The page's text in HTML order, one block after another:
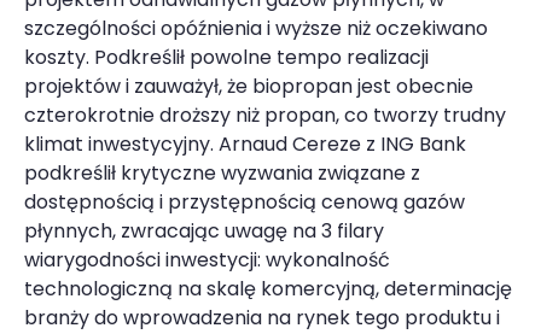
szczególności opóźnienia i wyższe niż oczekiwano
koszty. Podkreślił powolne tempo realizacji
projektów i zauważył, że biopropan jest obecnie
czterokrotnie droższy niż propan, co tworzy trudny
klimat inwestycyjny. Arnaud Cereze z ING Bank
podkreślił krytyczne wyzwania związane z
dostępnością i przystępnością cenową gazów
płynnych, zwracając uwagę na 3 filary
wiarygodności inwestycji: wykonalność
technologiczną na skalę komercyjną, determinację
branży do wprowadzenia na rynek tego produktu i